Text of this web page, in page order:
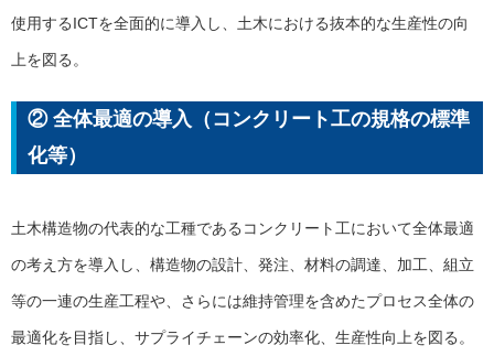
使用するICTを全面的に導入し、土木における抜本的な生産性の向
上を図る。
② 全体最適の導入（コンクリート工の規格の標準
化等）
土木構造物の代表的な工種であるコンクリート工において全体最適
の考え方を導入し、構造物の設計、発注、材料の調達、加工、組立
等の一連の生産工程や、さらには維持管理を含めたプロセス全体の
最適化を目指し、サプライチェーンの効率化、生産性向上を図る。